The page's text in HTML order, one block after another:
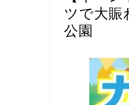
ツで大賑
公園